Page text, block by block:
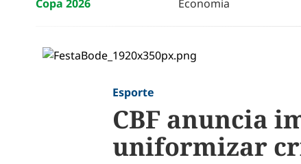
Copa 2026 Economia
Esporte
CBF anuncia
uniformizar